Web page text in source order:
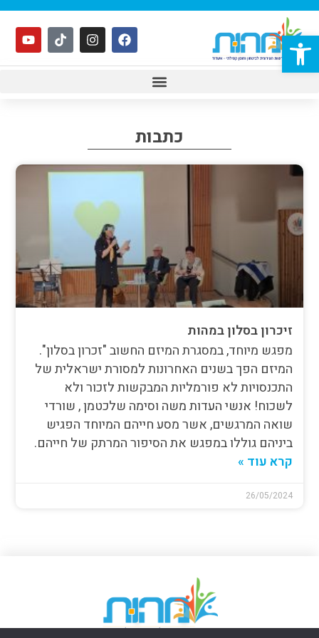
פתח סרגל נגישות
כתבות
זיכרון בסלון במהות
מפגש מיוחד, במסגרת המיזם החשוב "זכרון בסלון".
המיזם הפך בשנים האחרונות למסורת ישראלית של
התכנסויות לא פורמליות המבקשות לזכור ולא
לשכוח! אנשי העדות משה וסימה שלכטמן , שורדי
שואה המרגשים, אשר מסע חייהם המיוחד הפגיש
ביניהם גוללו במפגש את הסיפור המרתק של חייהם.
קרא עוד »
26/05/2024